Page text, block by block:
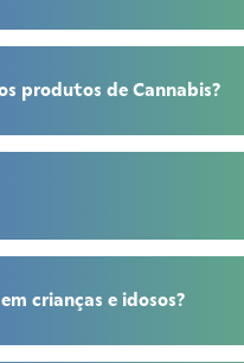
produtos de Cannabis?
crianças e idosos?